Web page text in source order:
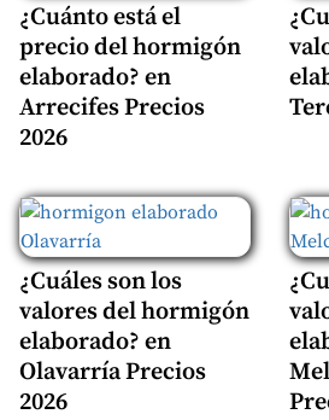
¿Cuánto está el
precio del hormigón
elaborado? en
Arrecifes Precios
2026
¿Cuáles son los
valores del hormigón
elaborado? en
Olavarría Precios
2026